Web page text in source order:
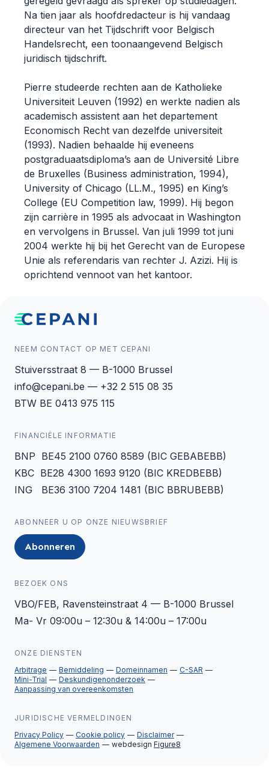
Na tien jaar als hoofdredacteur is hij vandaag
directeur van het Tijdschrift voor Belgisch
Handelsrecht, een toonaangevend Belgisch
juridisch tijdschrift.
Pierre studeerde rechten aan de Katholieke
Universiteit Leuven (1992) en werkte nadien als
academisch assistent aan het departement
Economisch Recht van dezelfde universiteit
(1993). Nadien behaalde hij eveneens
postgraduaatsdiploma’s aan de Université Libre
de Bruxelles (Business administration, 1994),
University of Chicago (LL.M., 1995) en King’s
College (EU Competition law, 1999). Hij begon
zijn carrière in 1995 als advocaat in Washington
en vervolgens in Brussel. Van juli 1999 tot juni
2004 werkte hij bij het Gerecht van de Europese
Unie als referendaris van rechter J. Azizi. Hij is
oprichtend vennoot van het kantoor.
NEEM CONTACT OP MET CEPANI
Stuiversstraat 8 — B-1000 Brussel
info@cepani.be — +32 2 515 08 35
BTW BE 0413 975 115
FINANCIËLE INFORMATIE
BNP BE45 2100 0760 8589 (BIC GEBABEBB)
KBC BE28 4300 1693 9120 (BIC KREDBEBB)
ING BE36 3100 7204 1481 (BIC BBRUBEBB)
ABONNEER U OP ONZE NIEUWSBRIEF
Abonneren
BEZOEK ONS
VBO/FEB, Ravensteinstraat 4 — B-1000 Brussel
Ma- Vr 09:00u – 12:30u & 14:00u – 17:00u
ONZE DIENSTEN
Arbitrage
Bemiddeling Domeinnamen
C-SAR
Mini-Trial
Deskundigenonderzoek
Aanpassing van overeenkomsten
JURIDISCHE VERMELDINGEN
Privacy Policy
Cookie policy
Disclaimer
Algemene Voorwaarden
webdesign Figure8